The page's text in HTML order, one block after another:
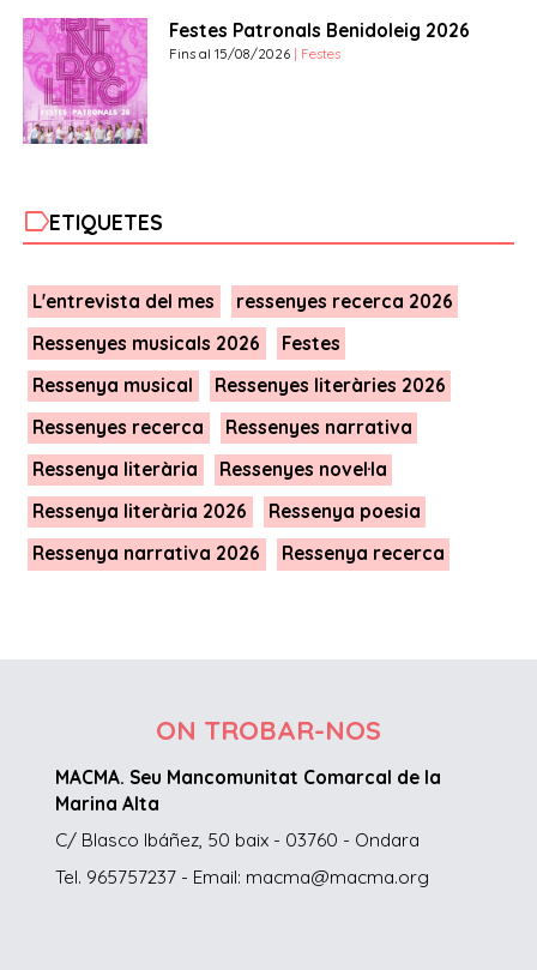
Festes Patronals Benidoleig 2026
Fins al 15/08/2026 | Festes
labelETIQUETES
L'entrevista del mes
ressenyes recerca 2026
Ressenyes musicals 2026
Festes
Ressenya musical
Ressenyes literàries 2026
Ressenyes recerca
Ressenyes narrativa
Ressenya literària
Ressenyes novel·la
Ressenya literària 2026
Ressenya poesia
Ressenya narrativa 2026
Ressenya recerca
ON TROBAR-NOS
MACMA. Seu Mancomunitat Comarcal de la
Marina Alta
C/ Blasco Ibáñez, 50 baix - 03760 - Ondara
Tel. 965757237 - Email: macma@macma.org